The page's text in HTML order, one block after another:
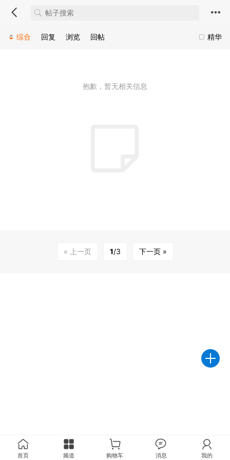
精华
综合 回复 浏览 回帖
抱歉，暂无相关信息
« 上一页 1/3 下一页 »
首页 频道 购物车 消息 我的